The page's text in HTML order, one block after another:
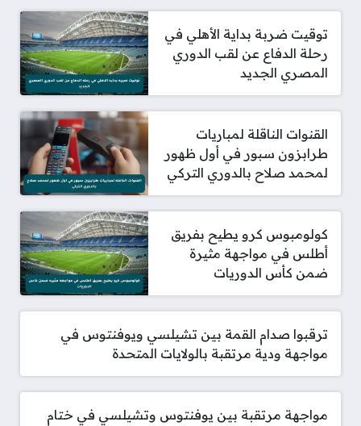
توقيت ضربة بداية الأهلي في
رحلة الدفاع عن لقب الدوري
المصري الجديد
القنوات الناقلة لمباريات
طرابزون سبور في أول ظهور
لمحمد صلاح بالدوري التركي
كولومبوس كرو يطيح بفريق
أطلس في مواجهة مثيرة
ضمن كأس الدوريات
ترقبوا صدام القمة بين تشيلسي ويوفنتوس في
مواجهة ودية مرتقبة بالولايات المتحدة
مواجهة مرتقبة بين يوفنتوس وتشيلسي في ختام